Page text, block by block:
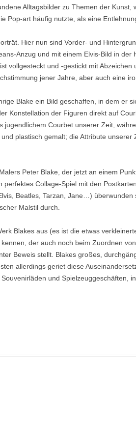
Alltagsbilder zu Themen der Kunst,
Pop-art häufig nutzte, als eine
Hier nun sind Vorder- und
Anzug und mit einem Elvis-Bild in
vollgesteckt und -gestickt mit
jener Jahre, aber auch eine
Blake ein Bild geschaffen, in dem er
Konstellation der Figuren direkt auf
Courbet unserer Zeit,
plastisch gemalt; die Attribute unserer
Peter Blake, der jetzt an einem
Collage-Spiel mit den
Beatles, Tarzan, Jane…)
Malstil durch.
Blakes aus (es ist die etwas
der auch noch beim Zuordnen
Beweis stellt. Blakes großes,
allerdings geriet diese
und Spielzeuggeschäften,